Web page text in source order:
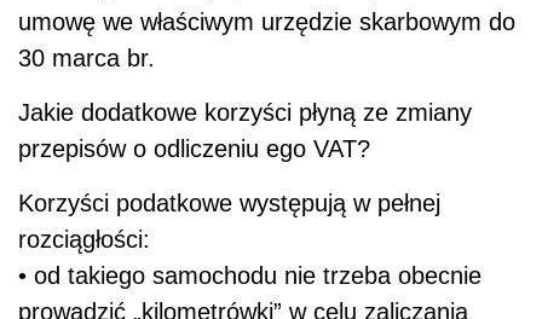
umowę we właściwym urzędzie skarbowym do
30 marca br.
Jakie dodatkowe korzyści płyną ze zmiany
przepisów o odliczeniu ego VAT?
Korzyści podatkowe występują w pełnej
rozciągłości:
• od takiego samochodu nie trzeba obecnie
prowadzić „kilometrówki” w celu zaliczania